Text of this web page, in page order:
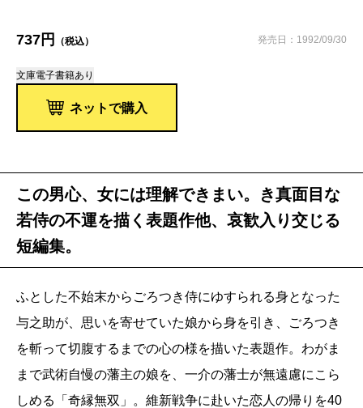
737円 （税込） 発売日：1992/09/30
文庫電子書籍あり
ネットで購入
この男心、女には理解できまい。き真面目な
若侍の不運を描く表題作他、哀歓入り交じる
短編集。
ふとした不始末からごろつき侍にゆすられる身となった
与之助が、思いを寄せていた娘から身を引き、ごろつき
を斬って切腹するまでの心の様を描いた表題作。わがま
まで武術自慢の藩主の娘を、一介の藩士が無遠慮にこら
しめる「奇縁無双」。維新戦争に赴いた恋人の帰りを40